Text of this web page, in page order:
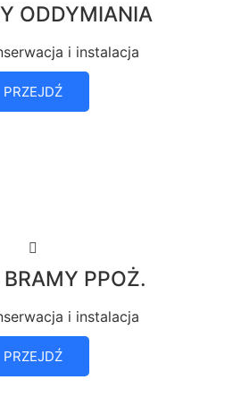
ODDYMIANIA
i instalacja
PRZEJDŹ
PPOŻ.
i instalacja
PRZEJDŹ